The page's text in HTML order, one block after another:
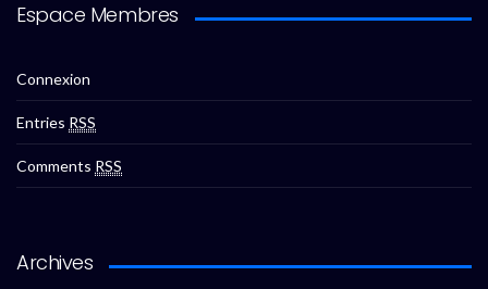
Espace Membres
Connexion
Entries RSS
Comments RSS
Archives